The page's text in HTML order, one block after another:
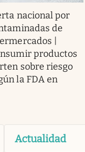
nacional por
de
|
productos
sobre riesgo
la FDA en
Actualidad